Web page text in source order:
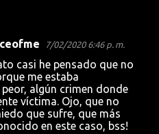
7/02/2020 6:46 p. m.
casi he pensado que no
me estaba
algún crimen donde
víctima. Ojo, que no
que sufre, que más
en este caso, bss!